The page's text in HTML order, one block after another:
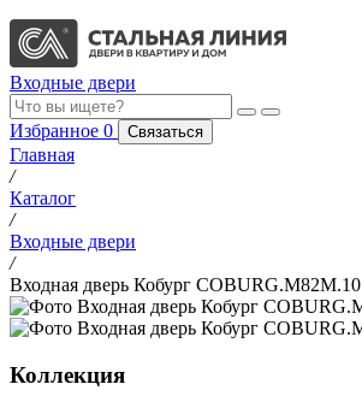
Входные двери
Избранное 0 Связаться
Главная
/
Каталог
/
Входные двери
/
Входная дверь Кобург COBURG.M82M.10
Коллекция